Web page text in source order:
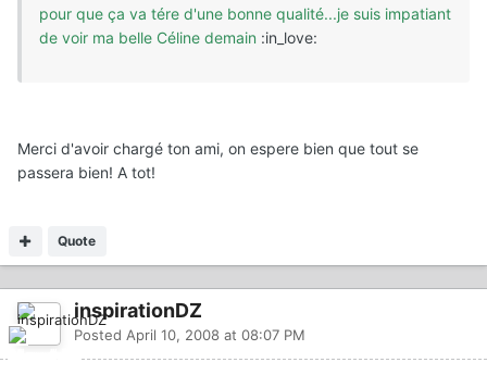
pour que ça va tére d'une bonne qualité...je suis impatiant
de voir ma belle Céline demain :in_love:
Merci d'avoir chargé ton ami, on espere bien que tout se
passera bien! A tot!
Quote
inspirationDZ
Posted April 10, 2008 at 08:07 PM